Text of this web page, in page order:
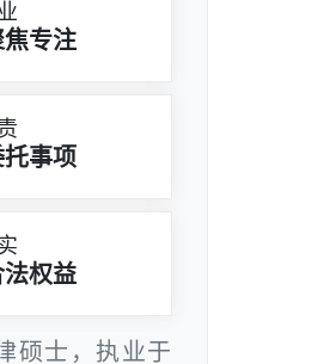
专注
事项
权益
硕士，执业于